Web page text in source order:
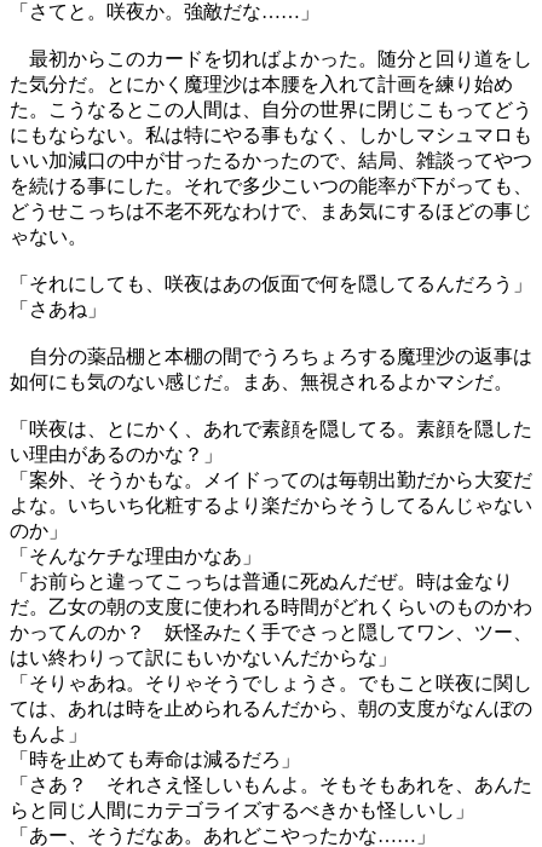
「さてと。咲夜か。強敵だな……」
最初からこのカードを切ればよかった。随分と回り道をし
た気分だ。とにかく魔理沙は本腰を入れて計画を練り始め
た。こうなるとこの人間は、自分の世界に閉じこもってどう
にもならない。私は特にやる事もなく、しかしマシュマロも
いい加減口の中が甘ったるかったので、結局、雑談ってやつ
を続ける事にした。それで多少こいつの能率が下がっても、
どうせこっちは不老不死なわけで、まあ気にするほどの事じ
ゃない。
「それにしても、咲夜はあの仮面で何を隠してるんだろう」
「さあね」
自分の薬品棚と本棚の間でうろちょろする魔理沙の返事は
如何にも気のない感じだ。まあ、無視されるよかマシだ。
「咲夜は、とにかく、あれで素顔を隠してる。素顔を隠した
い理由があるのかな？」
「案外、そうかもな。メイドってのは毎朝出勤だから大変だ
よな。いちいち化粧するより楽だからそうしてるんじゃない
のか」
「そんなケチな理由かなあ」
「お前らと違ってこっちは普通に死ぬんだぜ。時は金なり
だ。乙女の朝の支度に使われる時間がどれくらいのものかわ
かってんのか？ 妖怪みたく手でさっと隠してワン、ツー、
はい終わりって訳にもいかないんだからな」
「そりゃあね。そりゃそうでしょうさ。でもこと咲夜に関し
ては、あれは時を止められるんだから、朝の支度がなんぼの
もんよ」
「時を止めても寿命は減るだろ」
「さあ？ それさえ怪しいもんよ。そもそもあれを、あんた
らと同じ人間にカテゴライズするべきかも怪しいし」
「あー、そうだなあ。あれどこやったかな……」